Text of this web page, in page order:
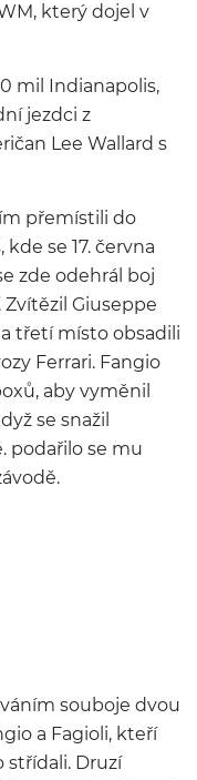
který dojel v
mil Indianapolis,
jezdci z
Lee Wallard s
přemístili do
se 17. června
zde odehrál boj
Zvítězil Giuseppe
třetí místo obsadili
Ferrari. Fangio
aby vyměnil
se snažil
podařilo se mu
souboje dvou
a Fagioli, kteří
střídali. Druzí